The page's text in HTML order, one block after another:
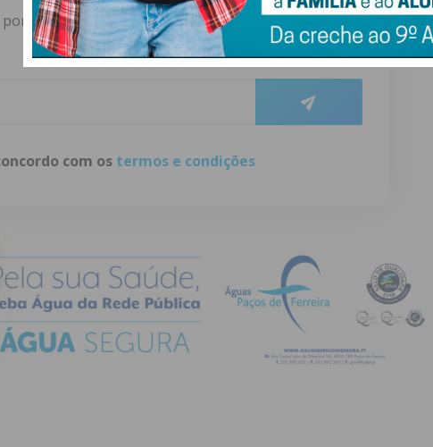
e-mail e obtenha de forma regular a informação
atualizada.
com os termos e condições